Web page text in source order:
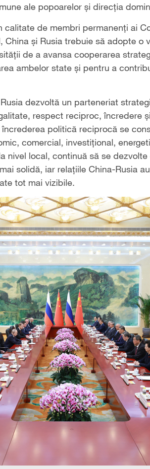
ale popoarelor și direcția
calitate de membri permanenți ai
China și Rusia trebuie să adopte o
de a avansa cooperarea
ambelor state și pentru a
dezvoltă un parteneriat
respect reciproc, încredere
politică reciprocă se
comercial, investițional,
nivel local, continuă să se
solidă, iar relațiile China-Rusia
tot mai vizibile.